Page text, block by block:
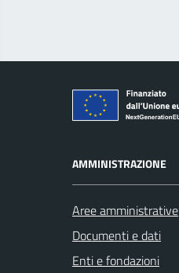
AMMINISTRAZIONE
Aree amministrative
Documenti e dati
Enti e fondazioni